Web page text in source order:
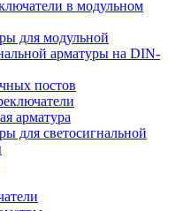
в модульном
для модульной
арматуры на DIN-
постов
арматура
для светосигнальной